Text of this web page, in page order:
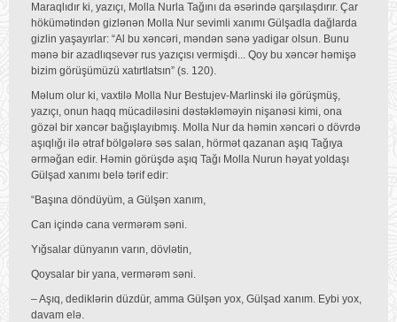
Maraqlıdır ki, yazıçı, Molla Nurla Tağını da əsərində qarşılaşdırır. Çar
hökümətindən gizlənən Molla Nur sevimli xanımı Gülşadla dağlarda
gizlin yaşayırlar: “Al bu xəncəri, məndən sənə yadigar olsun. Bunu
mənə bir azadlıqsevər rus yazıçısı vermişdi... Qoy bu xəncər həmişə
bizim görüşümüzü xatırtlatsın” (s. 120).
Məlum olur ki, vaxtilə Molla Nur Bestujev-Marlinski ilə görüşmüş,
yazıçı, onun haqq mücadiləsini dəstəkləməyin nişanəsi kimi, ona
gözəl bir xəncər bağışlayıbmış. Molla Nur da həmin xəncəri o dövrdə
aşıqlığı ilə ətraf bölgələrə səs salan, hörmət qazanan aşıq Tağıya
ərməğan edir. Həmin görüşdə aşıq Tağı Molla Nurun həyat yoldaşı
Gülşad xanımı belə tərif edir:
“Başına döndüyüm, a Gülşən xanım,
Can içində cana vermərəm səni.
Yığsalar dünyanın varın, dövlətin,
Qoysalar bir yana, vermərəm səni.
– Aşıq, dediklərin düzdür, amma Gülşən yox, Gülşad xanım. Eybi yox,
davam elə.